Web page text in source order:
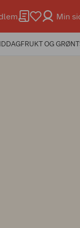
Min
FRUKT OG GRØNT